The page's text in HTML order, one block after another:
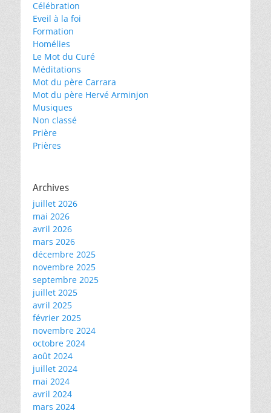
Célébration
Eveil à la foi
Formation
Homélies
Le Mot du Curé
Méditations
Mot du père Carrara
Mot du père Hervé Arminjon
Musiques
Non classé
Prière
Prières
Archives
juillet 2026
mai 2026
avril 2026
mars 2026
décembre 2025
novembre 2025
septembre 2025
juillet 2025
avril 2025
février 2025
novembre 2024
octobre 2024
août 2024
juillet 2024
mai 2024
avril 2024
mars 2024